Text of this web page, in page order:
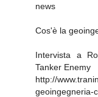
news
Cos'è la
Intervista a
Tanker Enemy
http://
geoingegneria-